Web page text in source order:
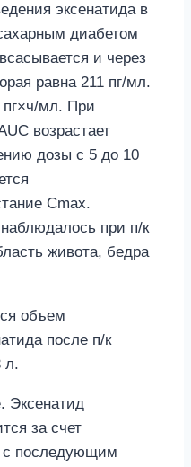
эксенатида в
диабетом
и через
равна 211 пг/мл.
пг×ч/мл. При
возрастает
дозы с 5 до 10
Сmах.
при п/к
живота, бедра
объем
после п/к
л.
Эксенатид
за счет
с последующим